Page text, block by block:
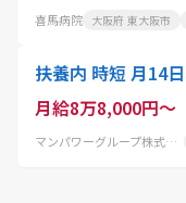
喜馬病院 大阪府 東大阪市
扶養内 時短 月14
月給8万8,000円～
マンパワーグループ株式会社